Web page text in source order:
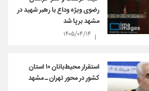
رضوی ویژه وداع با رهبر شهید در
مشهد برپا شد
۱۴۰۵/۰۴/۱۴
استقرار محیط‌بانان ۱۰ استان
کشور در محور تهران ـ مشهد